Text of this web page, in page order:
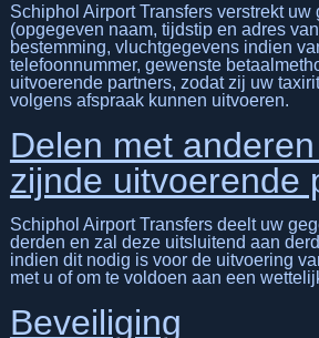
Schiphol Airport Transfers verstrekt uw
(opgegeven naam, tijdstip en adres
bestemming, vluchtgegevens indien
telefoonnummer, gewenste
uitvoerende partners, zodat zij uw
volgens afspraak kunnen uitvoeren.
Delen met
zijnde uitvoerende
Schiphol Airport Transfers deelt uw
derden en zal deze uitsluitend aan
indien dit nodig is voor de uitvoering
met u of om te voldoen aan een
Beveiliging